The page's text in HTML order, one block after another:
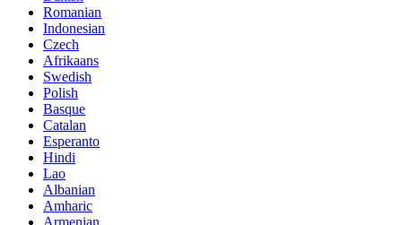
Romanian
Indonesian
Czech
Afrikaans
Swedish
Polish
Basque
Catalan
Esperanto
Hindi
Lao
Albanian
Amharic